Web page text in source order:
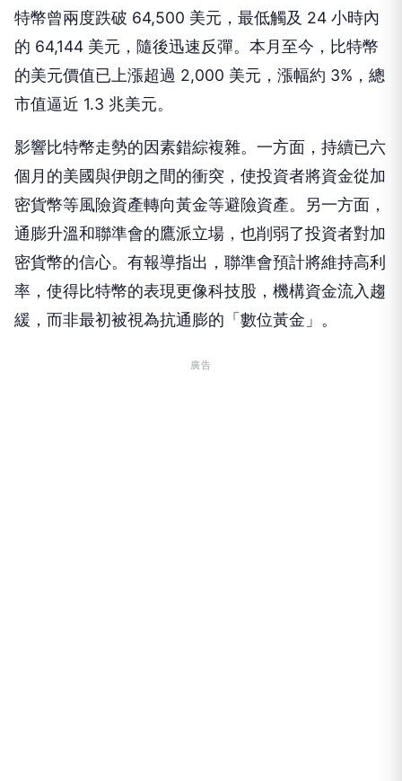
特幣曾兩度跌破 64,500 美元，最低觸及 24 小時內
的 64,144 美元，隨後迅速反彈。本月至今，比特幣
的美元價值已上漲超過 2,000 美元，漲幅約 3%，總
市值逼近 1.3 兆美元。
影響比特幣走勢的因素錯綜複雜。一方面，持續已六
個月的美國與伊朗之間的衝突，使投資者將資金從加
密貨幣等風險資產轉向黃金等避險資產。另一方面，
通膨升溫和聯準會的鷹派立場，也削弱了投資者對加
密貨幣的信心。有報導指出，聯準會預計將維持高利
率，使得比特幣的表現更像科技股，機構資金流入趨
緩，而非最初被視為抗通膨的「數位黃金」。
廣告